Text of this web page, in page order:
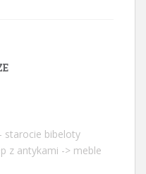
starocie bibeloty
z antykami -> meble